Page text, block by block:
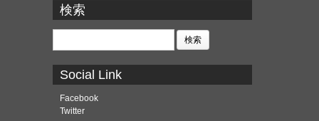
カ
イ
ブ
検索
検
Social Link
Facebook
Twitter